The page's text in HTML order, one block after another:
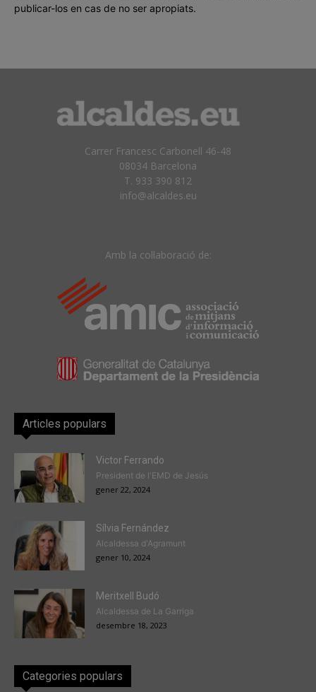
publicar-los en cas de no ser apropiats.
Carrer Francesc Carbonell 46-48
08034 Barcelona
T. 933 390 812
info@alcaldes.eu
Amb la col·laboració de:
Articles populars
Victor Ferrando
President de l'EMD de Jesús
gener 22, 2024
Sílvia Fernández
Alcaldessa d'Agramunt
gener 10, 2024
Meritxell Budó
Alcaldessa de La Garriga
desembre 18, 2023
Categories populars